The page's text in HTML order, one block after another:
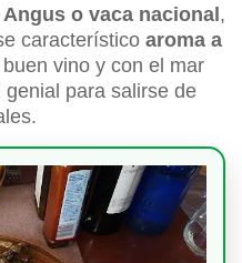
o vaca nacional,
característico aroma a
vino y con el mar
para salirse de